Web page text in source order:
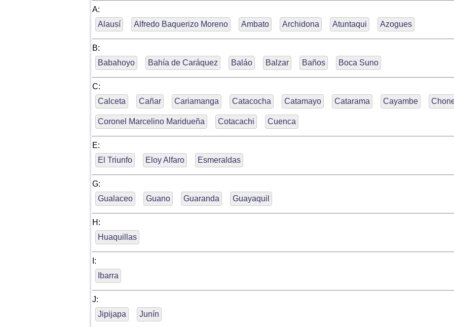
A:
Alausí
Alfredo Baquerizo Moreno Ambato Archidona Atuntaqui Azogues
B:
Babahoyo
Bahía de Caráquez Baláo Balzar Baños Boca Suno
C:
Calceta
Cañar Cariamanga Catacocha Catamayo Catarama Cayambe
Coronel Marcelino Maridueña Cotacachi Cuenca
E:
El Triunfo
Eloy Alfaro Esmeraldas
G:
Gualaceo
Guano Guaranda Guayaquil
H:
Huaquillas
I:
Ibarra
J:
Jipijapa
Junín